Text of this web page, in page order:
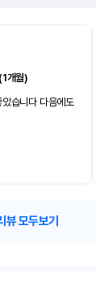
개월)
습니다 다음에도
뷰 모두보기